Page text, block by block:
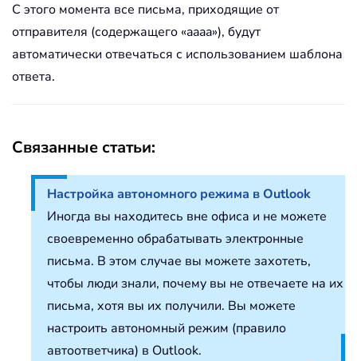
С этого момента все письма, приходящие от
отправителя (содержащего «aaaa»), будут
автоматически отвечаться с использованием шаблона
ответа.
Связанные статьи:
Настройка автономного режима в Outlook
Иногда вы находитесь вне офиса и не можете
своевременно обрабатывать электронные
письма. В этом случае вы можете захотеть,
чтобы люди знали, почему вы не отвечаете на их
письма, хотя вы их получили. Вы можете
настроить автономный режим (правило
автоответчика) в Outlook.